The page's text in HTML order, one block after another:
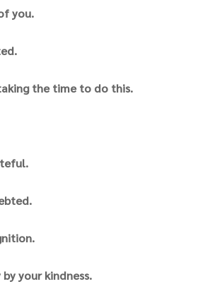
you.
the time to do this.
by your kindness.